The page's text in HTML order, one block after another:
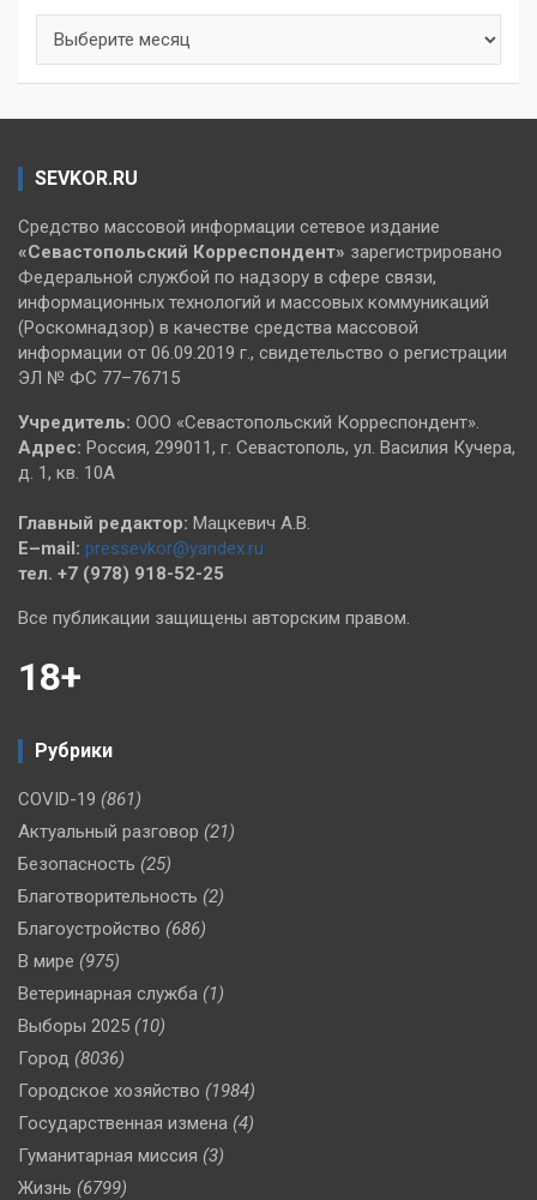
SEVKOR.RU
Средство массовой информации сетевое издание
«Севастопольский Корреспондент» зарегистрировано
Федеральной службой по надзору в сфере связи,
информационных технологий и массовых коммуникаций
(Роскомнадзор) в качестве средства массовой
информации от 06.09.2019 г., свидетельство о регистрации
ЭЛ № ФС 77–76715
Учредитель: ООО «Севастопольский Корреспондент».
Адрес: Россия, 299011, г. Севастополь, ул. Василия Кучера,
д. 1, кв. 10А
Главный редактор: Мацкевич А.В.
E–mail: pressevkor@yandex.ru
тел. +7 (978) 918-52-25
Все публикации защищены авторским правом.
18+
Рубрики
COVID-19 (861)
Актуальный разговор (21)
Безопасность (25)
Благотворительность (2)
Благоустройство (686)
В мире (975)
Ветеринарная служба (1)
Выборы 2025 (10)
Город (8036)
Городское хозяйство (1984)
Государственная измена (4)
Гуманитарная миссия (3)
Жизнь (6799)